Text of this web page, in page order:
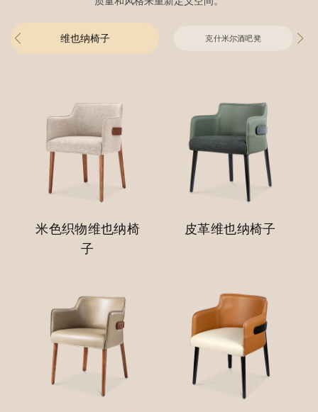
维也纳椅子 克什米尔酒吧凳
米色织物维也纳椅
子
皮革维也纳椅子